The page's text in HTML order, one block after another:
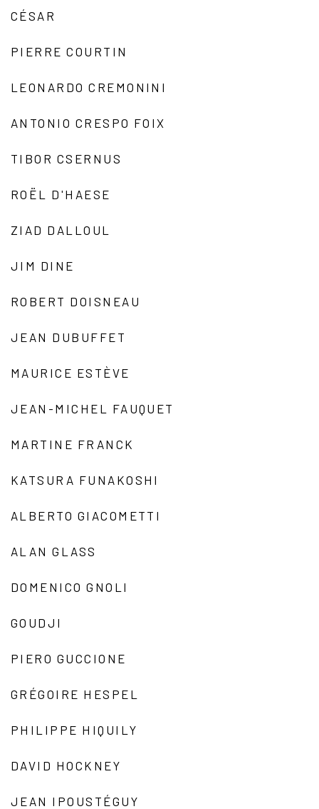
CÉSAR
PIERRE COURTIN
LEONARDO CREMONINI
ANTONIO CRESPO FOIX
TIBOR CSERNUS
ROËL D'HAESE
ZIAD DALLOUL
JIM DINE
ROBERT DOISNEAU
JEAN DUBUFFET
MAURICE ESTÈVE
JEAN-MICHEL FAUQUET
MARTINE FRANCK
KATSURA FUNAKOSHI
ALBERTO GIACOMETTI
ALAN GLASS
DOMENICO GNOLI
GOUDJI
PIERO GUCCIONE
GRÉGOIRE HESPEL
PHILIPPE HIQUILY
DAVID HOCKNEY
JEAN IPOUSTÉGUY